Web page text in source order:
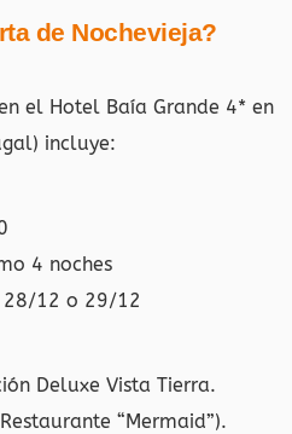
de Nochevieja?
el Hotel Baía Grande 4* en
incluye:
4 noches
28/12 o 29/12
Deluxe Vista Tierra.
“Mermaid”).